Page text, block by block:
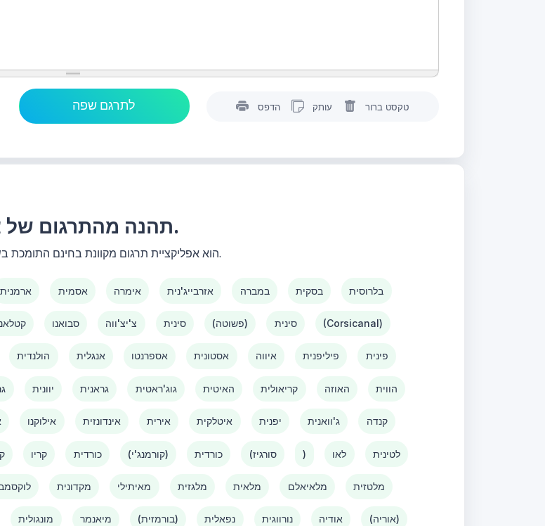
הדפס עותק טקסט ברור
תהנה מהתרגום של צמדי השפות לשפה התאילנדית.
האתר แปลประโยค.com הוא אפליקציית תרגום מקוונת בחינם התומכת בשירותי תרגום ב-130+ זוגות שפות.
ארמנית אסמית אימרה אזרבייג'נית במברה בסקית בלרוסית
סבואנו צ'יצ'ווה סינית (פשוטה) סינית (Corsicanal)
הולנדית אנגלית אספרנטו אסטונית איווה פיליפנית פינית
יוונית גראנית גוג'ראטית האיטית קריאולית האוזה הווית
אילוקנו אינדונזית אירית איטלקית יפנית ג'וואנית קנדה
קריו כורדית (קורמנג'י) כורדית (סורגיז ) לאו לטינית
מקדונית מאיתילי מלגזית מלאית מלאיאלם מלטזית
מונגולית מיאנמר (בורמזית) נפאלית נורווגית אודיה (אוריה)